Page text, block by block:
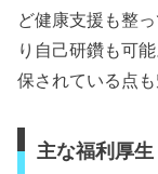
ど健康支援も整
り自己研鑽も可
保されている点も
主な福利厚生